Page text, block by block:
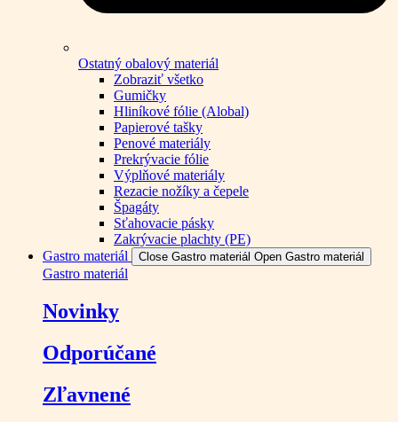
Ostatný obalový materiál
Zobraziť všetko
Gumičky
Hliníkové fólie (Alobal)
Papierové tašky
Penové materiály
Prekrývacie fólie
Výplňové materiály
Rezacie nožíky a čepele
Špagáty
Sťahovacie pásky
Zakrývacie plachty (PE)
Gastro materiál
Close Gastro materiál Open Gastro materiál
Gastro materiál
Novinky
Odporúčané
Zľavnené